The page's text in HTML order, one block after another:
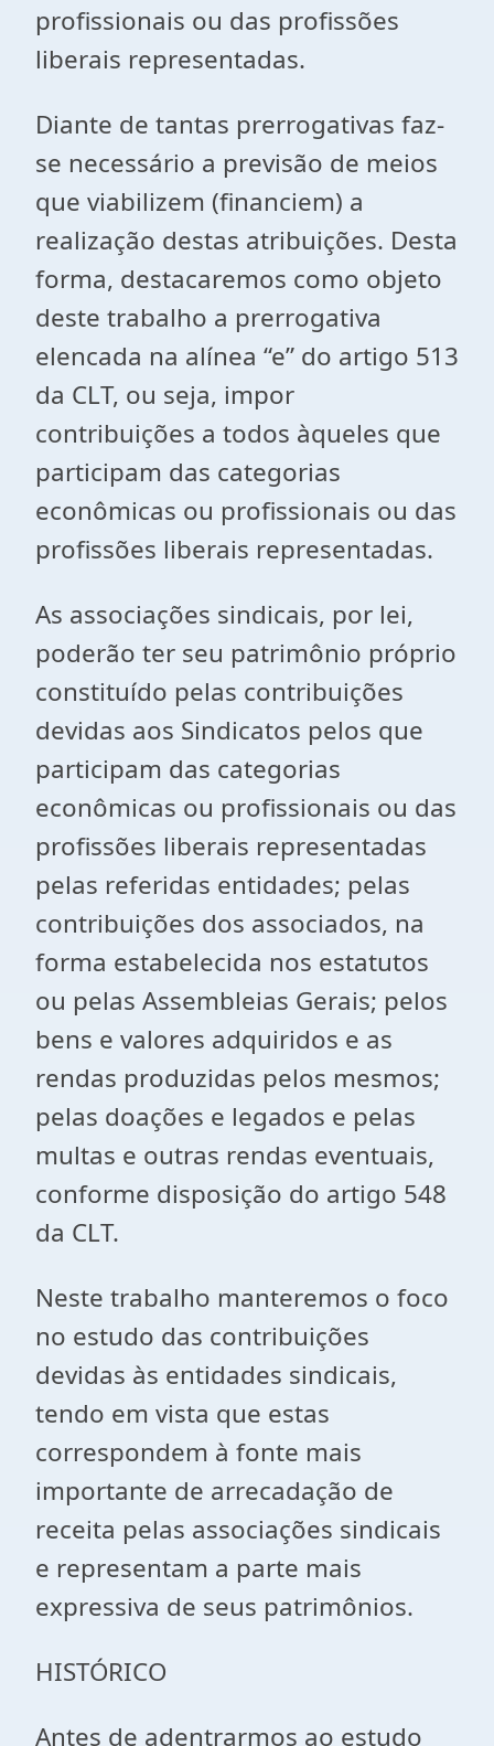
profissionais ou das profissões
liberais representadas.
Diante de tantas prerrogativas faz-
se necessário a previsão de meios
que viabilizem (financiem) a
realização destas atribuições. Desta
forma, destacaremos como objeto
deste trabalho a prerrogativa
elencada na alínea “e” do artigo 513
da CLT, ou seja, impor
contribuições a todos àqueles que
participam das categorias
econômicas ou profissionais ou das
profissões liberais representadas.
As associações sindicais, por lei,
poderão ter seu patrimônio próprio
constituído pelas contribuições
devidas aos Sindicatos pelos que
participam das categorias
econômicas ou profissionais ou das
profissões liberais representadas
pelas referidas entidades; pelas
contribuições dos associados, na
forma estabelecida nos estatutos
ou pelas Assembleias Gerais; pelos
bens e valores adquiridos e as
rendas produzidas pelos mesmos;
pelas doações e legados e pelas
multas e outras rendas eventuais,
conforme disposição do artigo 548
da CLT.
Neste trabalho manteremos o foco
no estudo das contribuições
devidas às entidades sindicais,
tendo em vista que estas
correspondem à fonte mais
importante de arrecadação de
receita pelas associações sindicais
e representam a parte mais
expressiva de seus patrimônios.
HISTÓRICO
Antes de adentrarmos ao estudo